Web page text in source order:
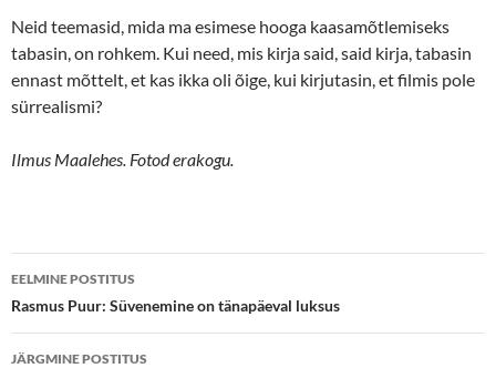
Neid teemasid, mida ma esimese hooga kaasamõtlemiseks
tabasin, on rohkem. Kui need, mis kirja said, said kirja, tabasin
ennast mõttelt, et kas ikka oli õige, kui kirjutasin, et filmis pole
sürrealismi?
Ilmus Maalehes. Fotod erakogu.
Postituste
töölaud
EELMINE POSTITUS
Rasmus Puur: Süvenemine on tänapäeval luksus
JÄRGMINE POSTITUS